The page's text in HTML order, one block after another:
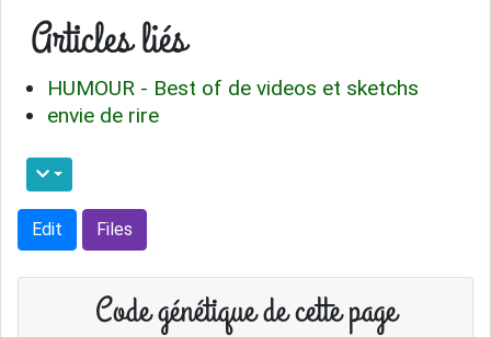
Articles liés
HUMOUR - Best of de videos et sketchs
envie de rire
Edit Files
Code génétique de cette page